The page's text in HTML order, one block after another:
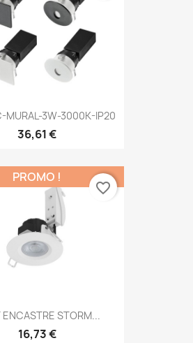
MURAL-3W-3000K-IP20
36,61 €
ENCASTRE STORM...
16,73 €
PROMO !
favorite_border